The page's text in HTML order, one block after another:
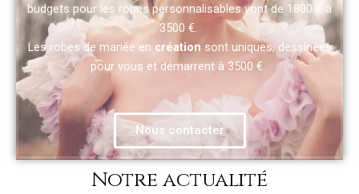
budgets pour les robes personnalisables vont de 1800 € à
3500 €.
Les robes de mariée en création sont uniques, dessinées
pour vous et démarrent à 3500 €.
Nous contacter
Notre actualité